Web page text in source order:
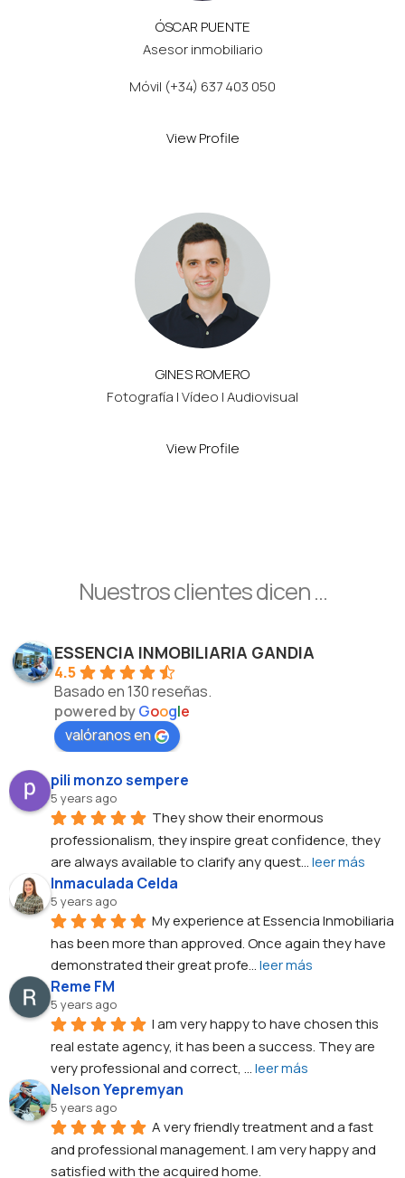
ÓSCAR PUENTE
Asesor inmobiliario
Móvil (+34) 637 403 050
View Profile
GINES ROMERO
Fotografía | Vídeo | Audiovisual
View Profile
Nuestros clientes dicen ...
ESSENCIA INMOBILIARIA GANDIA
4.5
Basado en 130 reseñas.
powered byGoogle
valóranos en
pili monzo sempere
5 years ago
They show their enormous
professionalism, they inspire great confidence, they
are always available to clarify any quest... leer más
Inmaculada Celda
5 years ago
My experience at Essencia Inmobiliaria
has been more than approved. Once again they have
demonstrated their great profe... leer más
Reme FM
5 years ago
I am very happy to have chosen this
real estate agency, it has been a success. They are
very professional and correct, ... leer más
Nelson Yepremyan
5 years ago
A very friendly treatment and a fast
and professional management. I am very happy and
satisfied with the acquired home.